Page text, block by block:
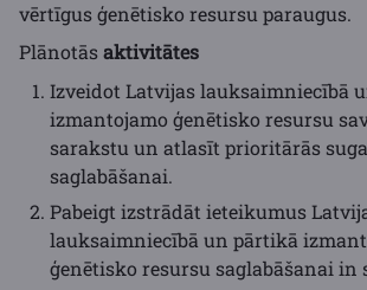
vērtīgus ģenētisko resursu paraugus.
Plānotāsaktivitātes
Izveidot Latvijas lauksaimniecībā
izmantojamo ģenētisko resursu
sarakstu un atlasīt prioritārās
saglabāšanai.
Pabeigt izstrādāt ieteikumus
lauksaimniecībā un pārtikā
ģenētisko resursu saglabāšanai in